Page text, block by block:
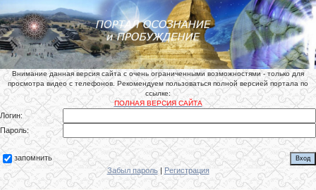
Внимание данная версия сайта с очень ограниченными возможностями - только для
просмотра видео с телефонов. Рекомендуем пользоваться полной версией портала по
ссылке:
ПОЛНАЯ ВЕРСИЯ САЙТА
Логин:
Пароль:
запомнить
Забыл пароль| Регистрация